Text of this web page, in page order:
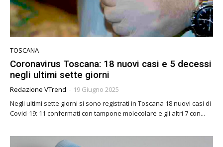
TOSCANA
Coronavirus Toscana: 18 nuovi casi e 5 decessi
negli ultimi sette giorni
Redazione VTrend - 19 Giugno 2025
Negli ultimi sette giorni si sono registrati in Toscana 18 nuovi casi di
Covid-19: 11 confermati con tampone molecolare e gli altri 7 con...